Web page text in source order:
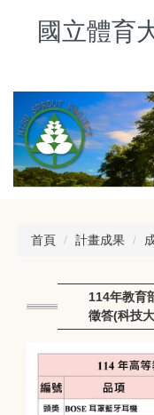
區
國立體育
首頁 計畫成果
114年教育
徵答(科技